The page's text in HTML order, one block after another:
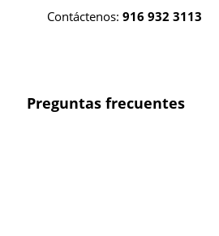
Contáctenos: 916 932 3113
Preguntas frecuentes